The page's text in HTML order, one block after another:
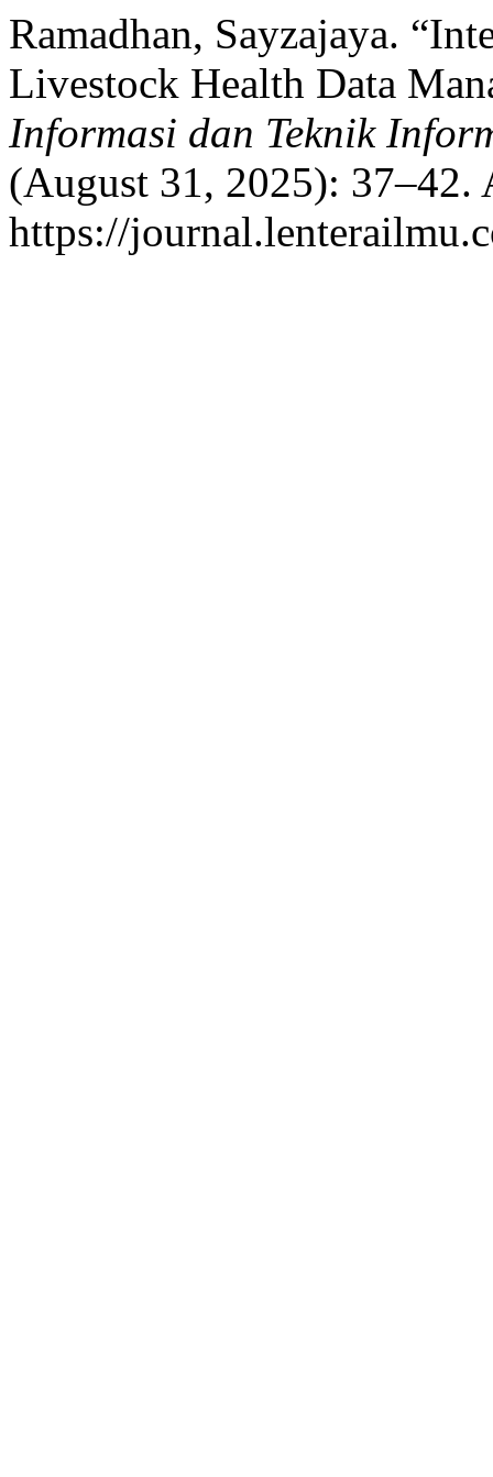
Ramadhan, Sayzajaya.
Livestock Health Data
Informasi dan Teknik
(August 31, 2025): 37–42.
https://